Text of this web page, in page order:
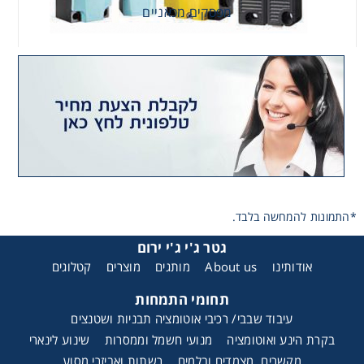
מפסקים מכאניים
*התמונות להמחשה בלבד.
גטר ג'י ג'י ירום
אודותינו About us מותגים מוצרים קטלוגים
תחומי התמחות
עיבוד שבבי/ רכיבי אוטומציה תבניות ושטנצים
בקרת הינע ואוטומציה
מנועי חשמל וממסרות
שינוע לינארי